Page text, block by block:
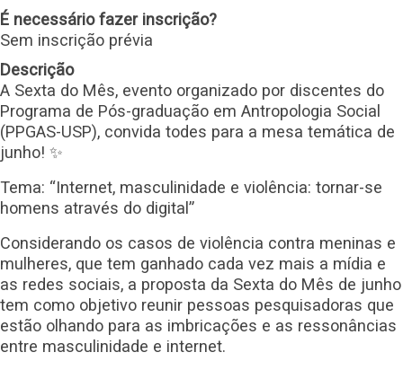
É necessário fazer inscrição?
Sem inscrição prévia
Descrição
A Sexta do Mês, evento organizado por discentes do
Programa de Pós-graduação em Antropologia Social
(PPGAS-USP), convida todes para a mesa temática de
junho! ✨
Tema: “Internet, masculinidade e violência: tornar-se
homens através do digital”
Considerando os casos de violência contra meninas e
mulheres, que tem ganhado cada vez mais a mídia e
as redes sociais, a proposta da Sexta do Mês de junho
tem como objetivo reunir pessoas pesquisadoras que
estão olhando para as imbricações e as ressonâncias
entre masculinidade e internet.